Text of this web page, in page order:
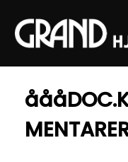
Accessibility